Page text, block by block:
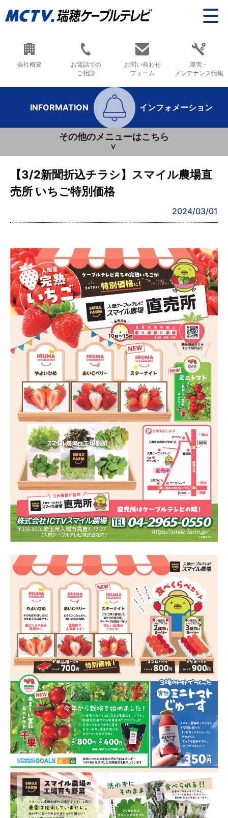
会社概要
お電話での
ご相談
お問い合わせ
フォーム
障害・
メンテナンス情報
INFORMATION インフォメーション
その他のメニューはこちら
【3/2新聞折込チラシ】スマイル農場直
売所 いちご特別価格
2024/03/01